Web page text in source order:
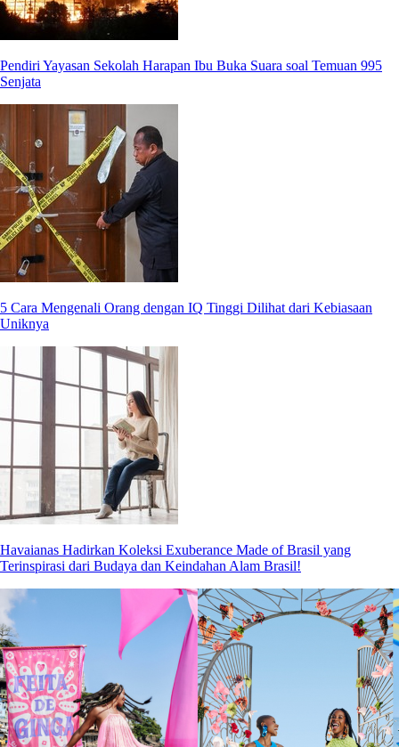
Pendiri Yayasan Sekolah Harapan Ibu Buka Suara soal Temuan 995
Senjata
5 Cara Mengenali Orang dengan IQ Tinggi Dilihat dari Kebiasaan
Uniknya
Havaianas Hadirkan Koleksi Exuberance Made of Brasil yang
Terinspirasi dari Budaya dan Keindahan Alam Brasil!